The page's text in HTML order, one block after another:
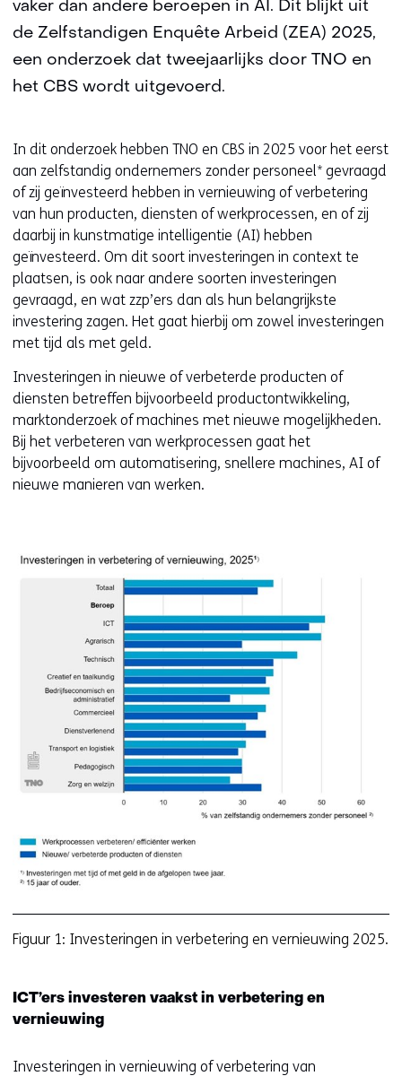
vaker dan andere beroepen in AI. Dit blijkt uit
de Zelfstandigen Enquête Arbeid (ZEA) 2025,
een onderzoek dat tweejaarlijks door TNO en
het CBS wordt uitgevoerd.
In dit onderzoek hebben TNO en CBS in 2025 voor het eerst
aan zelfstandig ondernemers zonder personeel* gevraagd
of zij geïnvesteerd hebben in vernieuwing of verbetering
van hun producten, diensten of werkprocessen, en of zij
daarbij in kunstmatige intelligentie (AI) hebben
geïnvesteerd. Om dit soort investeringen in context te
plaatsen, is ook naar andere soorten investeringen
gevraagd, en wat zzp’ers dan als hun belangrijkste
investering zagen. Het gaat hierbij om zowel investeringen
met tijd als met geld.
Investeringen in nieuwe of verbeterde producten of
diensten betreffen bijvoorbeeld productontwikkeling,
marktonderzoek of machines met nieuwe mogelijkheden.
Bij het verbeteren van werkprocessen gaat het
bijvoorbeeld om automatisering, snellere machines, AI of
nieuwe manieren van werken.
Figuur 1: Investeringen in verbetering en vernieuwing 2025.
ICT’ers investeren vaakst in verbetering en
vernieuwing
Investeringen in vernieuwing of verbetering van